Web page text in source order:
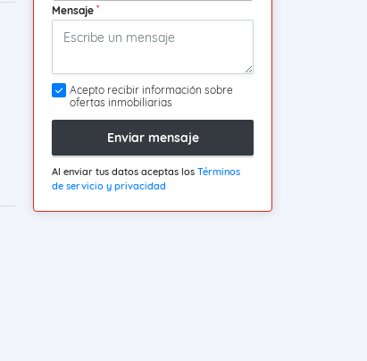
Mensaje *
Acepto recibir información sobre
ofertas inmobiliarias
Enviar mensaje
Al enviar tus datos aceptas los Términos
de servicio y privacidad